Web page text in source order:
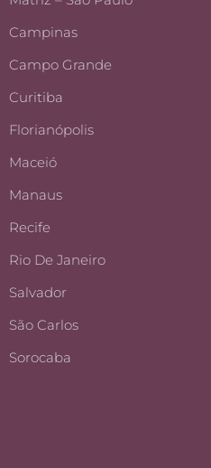
Campinas
Campo Grande
Curitiba
Florianópolis
Maceió
Manaus
Recife
Rio De Janeiro
Salvador
São Carlos
Sorocaba